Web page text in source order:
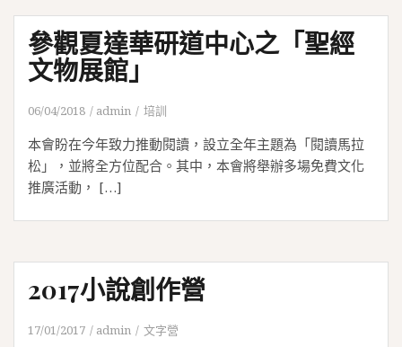
參觀夏達華研道中心之「聖經
文物展館」
06/04/2018 admin 培訓
本會盼在今年致力推動閱讀，設立全年主題為「閱讀馬拉
松」，並將全方位配合。其中，本會將舉辦多場免費文化
推廣活動， […]
2017小說創作營
17/01/2017 admin 文字營